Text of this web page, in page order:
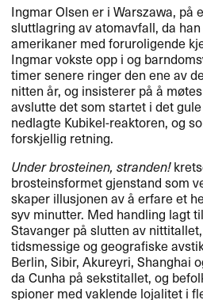
Ingmar Olsen er i Warszawa, på
sluttlagring av atomavfall, da
amerikaner med foruroligende
Ingmar vokste opp i og
timer senere ringer den ene av
nitten år, og insisterer på å
avslutte det som startet i det
nedlagte Kubikel-reaktoren, og
forskjellig retning.
Under brosteinen, stranden!
brosteinsformet gjenstand som
skaper illusjonen av å erfare et
syv minutter. Med handling lagt
Stavanger på slutten av
tidsmessige og geografiske
Berlin, Sibir, Akureyri, Shanghai
da Cunha på sekstitallet, og
spioner med vaklende lojalitet i